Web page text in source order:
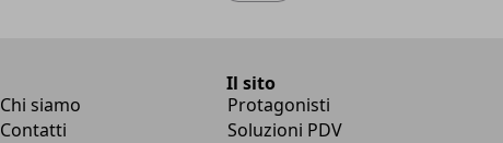
Il sito
Chi siamo
Contatti
Protagonisti
Soluzioni PDV